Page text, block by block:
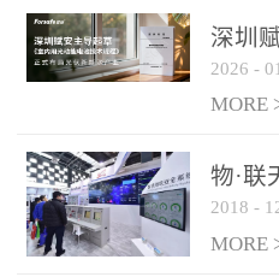
传统的火灾关测器无法被
及时缺发，不能及早发现
和有效扑救火火，这不仅
力和闲难，同时也将造成
巨大的经济损失和社会影
响，基至还会造成人员伤
亡。图像型火灾探测器正
深圳
光动
布局
2026 - 01
MORE
物·
赋安
满落
2018 -
MORE